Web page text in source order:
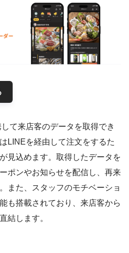
て来店客のデータを取得でき
LINEを経由して注文をするた
見込めます。取得したデータを
ポンやお知らせを配信し、再来
また、スタッフのモチベーショ
も搭載されており、来店客から
結します。